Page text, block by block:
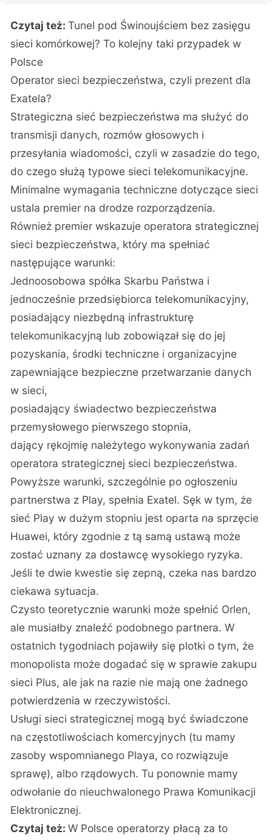
Czytaj też:Tunel pod Świnoujściem bez zasięgu
sieci komórkowej? To kolejny taki przypadek w
Polsce
Operator sieci bezpieczeństwa, czyli prezent dla
Exatela?
Strategiczna sieć bezpieczeństwa ma służyć do
transmisji danych, rozmów głosowych i
przesyłania wiadomości, czyli w zasadzie do tego,
do czego służą typowe sieci telekomunikacyjne.
Minimalne wymagania techniczne dotyczące sieci
ustala premier na drodze rozporządzenia.
Również premier wskazuje operatora strategicznej
sieci bezpieczeństwa, który ma spełniać
następujące warunki:
Jednoosobowa spółka Skarbu Państwa i
jednocześnie przedsiębiorca telekomunikacyjny,
posiadający niezbędną infrastrukturę
telekomunikacyjną lub zobowiązał się do jej
pozyskania, środki techniczne i organizacyjne
zapewniające bezpieczne przetwarzanie danych
w sieci,
posiadający świadectwo bezpieczeństwa
przemysłowego pierwszego stopnia,
dający rękojmię należytego wykonywania zadań
operatora strategicznej sieci bezpieczeństwa.
Powyższe warunki, szczególnie po ogłoszeniu
partnerstwa z Play, spełnia Exatel. Sęk w tym, że
sieć Play w dużym stopniu jest oparta na sprzęcie
Huawei, który zgodnie z tą samą ustawą może
zostać uznany za dostawcę wysokiego ryzyka.
Jeśli te dwie kwestie się zepną, czeka nas bardzo
ciekawa sytuacja.
Czysto teoretycznie warunki może spełnić Orlen,
ale musiałby znaleźć podobnego partnera. W
ostatnich tygodniach pojawiły się plotki o tym, że
monopolista może dogadać się w sprawie zakupu
sieci Plus, ale jak na razie nie mają one żadnego
potwierdzenia w rzeczywistości.
Usługi sieci strategicznej mogą być świadczone
na częstotliwościach komercyjnych (tu mamy
zasoby wspomnianego Playa, co rozwiązuje
sprawę), albo rządowych. Tu ponownie mamy
odwołanie do nieuchwalonego Prawa Komunikacji
Elektronicznej.
Czytaj też:W Polsce operatorzy płacą za to